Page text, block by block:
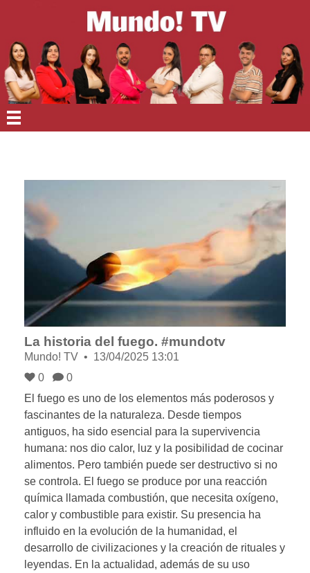
La historia del fuego. #mundotv
Mundo! TV
13/04/2025 13:01
0
0
El fuego es uno de los elementos más poderosos y
fascinantes de la naturaleza. Desde tiempos
antiguos, ha sido esencial para la supervivencia
humana: nos dio calor, luz y la posibilidad de cocinar
alimentos. Pero también puede ser destructivo si no
se controla. El fuego se produce por una reacción
química llamada combustión, que necesita oxígeno,
calor y combustible para existir. Su presencia ha
influido en la evolución de la humanidad, el
desarrollo de civilizaciones y la creación de rituales y
leyendas. En la actualidad, además de su uso